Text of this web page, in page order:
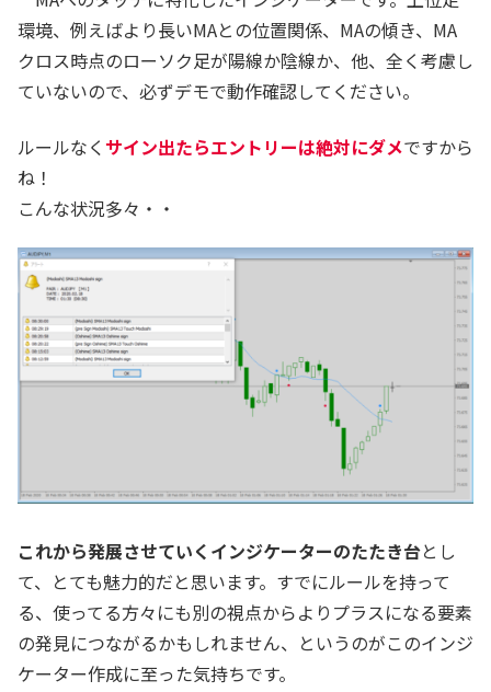
環境、例えばより長いMAとの位置関係、MAの傾き、MA
クロス時点のローソク足が陽線か陰線か、他、全く考慮し
ていないので、必ずデモで動作確認してください。
ルールなく サイン出たらエントリーは絶対にダメですから
ね！
こんな状況多々・・
これから発展させていくインジケーターのたたき台とし
て、とても魅力的だと思います。すでにルールを持って
る、使ってる方々にも別の視点からよりプラスになる要素
の発見につながるかもしれません、というのがこのインジ
ケーター作成に至った気持ちです。